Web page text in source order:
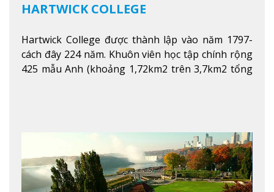
HARTWICK COLLEGE
Hartwick College được thành lập vào năm 1797-
cách đây 224 năm. Khuôn viên học tập chính rộng
425 mẫu Anh (khoảng 1,72km2 trên 3,7km2 tổng